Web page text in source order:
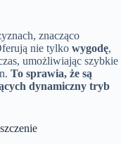
znacząco
nie tylko wygodę,
umożliwiając szybkie
To sprawia, że są
dynamiczny tryb